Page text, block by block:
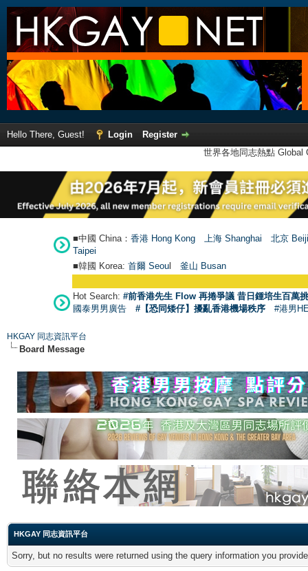
Hello There, Guest! Login
Register
世界各地同志熱點
■中國 China： 香港 Hong Kong 上海 Shanghai
北京
Taipei
■韓國 Korea: 首爾 Seoul 釜山 Busan
Hot Search: #前香港先生 Flow 再捲爭議 昔日鍾培生百萬
國泰男男廣告
#【恐同矮仔】擾亂香港機場秩序 #港男
HKGAY 同志資訊平台
Board Message
HKGAY 同志資訊平台
Sorry, but no results were returned using the query information you